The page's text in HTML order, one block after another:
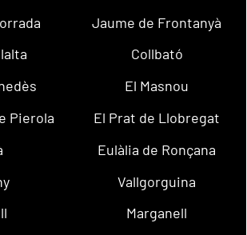
Jaume de Frontanyà
Collbató
El Masnou
Pierola
El Prat de Llobregat
Eulàlia de Ronçana
Vallgorguina
Marganell